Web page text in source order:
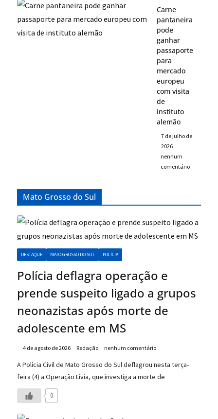
Carne
pantaneira
pode
ganhar
passaporte
para
mercado
europeu
com visita
de
instituto
alemão
7 de julho de
2026
nenhum
comentário
Mato Grosso do Sul
DESTAQUE MATO GROSSO DO SUL POLÍCIA
Polícia deflagra operação e
prende suspeito ligado a grupos
neonazistas após morte de
adolescente em MS
4 de agosto de 2026 Redação nenhum comentário
A Polícia Civil de Mato Grosso do Sul deflagrou nesta terça-
feira (4) a Operação Lívia, que investiga a morte de
0